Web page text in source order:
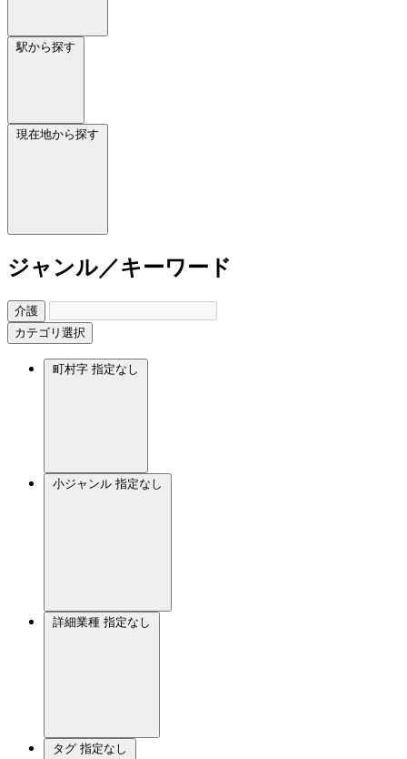
駅から探す
現在地から探す
ジャンル／キーワード
介護
カテゴリ選択
町村字 指定なし
小ジャンル 指定なし
詳細業種 指定なし
タグ 指定なし